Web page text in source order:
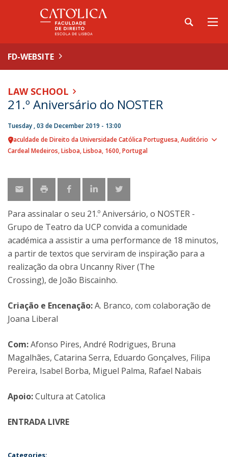
FD-WEBSITE
LAW SCHOOL
21.º Aniversário do NOSTER
Tuesday , 03 de December 2019 - 13:00
Faculdade de Direito da Universidade Católica Portuguesa Auditório
Cardeal Medeiros Lisboa Lisboa 1600 Portugal
Para assinalar o seu 21.º Aniversário, o NOSTER -
Grupo de Teatro da UCP convida a comunidade
académica a assistir a uma performance de 18 minutos,
a partir de textos que serviram de inspiração para a
realização da obra Uncanny River (The
Crossing), de João Biscainho.
Criação e Encenação:A. Branco, com colaboração de
Joana Liberal
Com:Afonso Pires, André Rodrigues, Bruna
Magalhães, Catarina Serra, Eduardo Gonçalves, Filipa
Pereira, Isabel Borba, Miguel Palma, Rafael Nabais
Apoio:Cultura at Catolica
ENTRADA LIVRE
Categories: